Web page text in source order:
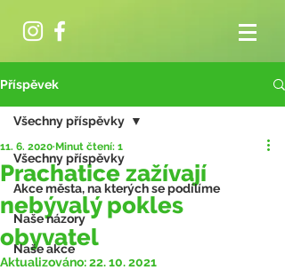
Příspěvek
Všechny příspěvky
Akce města, na kterých se podílíme
Naše názory
Naše akce
Všechny příspěvky
Prachatice zažívají
nebývalý pokles
obyvatel
11. 6. 2020 Minut čtení: 1
Aktualizováno:22. 10. 2021